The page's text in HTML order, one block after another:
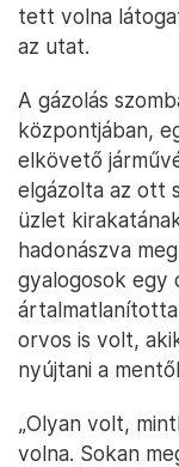
tett volna
az utat.
A gázolás
központjában,
elkövető
elgázolta az ott
üzlet
hadonászva
gyalogosok egy
orvos is volt,
nyújtani a
„Olyan volt,
volna. Sokan